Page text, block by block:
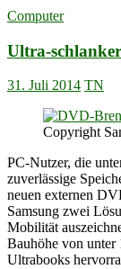
Computer
Ultra-
31. Juli 2014 TN
Copyright
PC-Nutzer, die
zuverlässige
neuen externen
Samsung zwei
Mobilität
Bauhöhe von unter
Ultrabooks